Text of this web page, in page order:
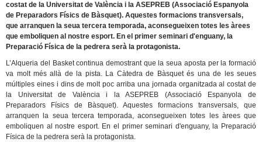
costat de la Universitat de València i la ASEPREB (Associació Espanyola
de Preparadors Físics de Bàsquet). Aquestes formacions transversals,
que arranquen la seua tercera temporada, aconsegueixen totes les àrees
que emboliquen al nostre esport. En el primer seminari d'enguany, la
Preparació Física de la pedrera serà la protagonista.
L’Alqueria del Basket continua demostrant que la seua aposta per la formació
va molt més allà de la pista. La Càtedra de Bàsquet és una de les seues
múltiples eines i dins de molt poc arriba una jornada organitzada al costat de
la Universitat de València i la ASEPREB (Associació Espanyola de
Preparadors Físics de Bàsquet). Aquestes formacions transversals, que
arranquen la seua tercera temporada, aconsegueixen totes les àrees que
emboliquen al nostre esport. En el primer seminari d'enguany, la Preparació
Física de la pedrera serà la protagonista.